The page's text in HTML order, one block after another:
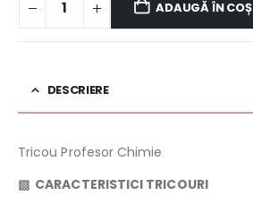
ADAUGĂ ÎN COȘ
DESCRIERE
Tricou Profesor Chimie
▧ CARACTERISTICI TRICOURI